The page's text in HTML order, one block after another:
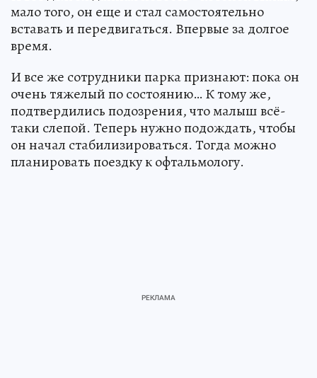
мало того, он еще и стал самостоятельно
вставать и передвигаться. Впервые за долгое
время.
И все же сотрудники парка признают: пока он
очень тяжелый по состоянию… К тому же,
подтвердились подозрения, что малыш всё-
таки слепой. Теперь нужно подождать, чтобы
он начал стабилизироваться. Тогда можно
планировать поездку к офтальмологу.